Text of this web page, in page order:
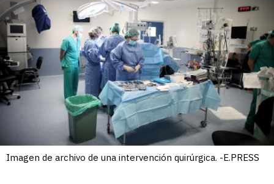
Imagen de archivo de una intervención quirúrgica. -E.PRESS